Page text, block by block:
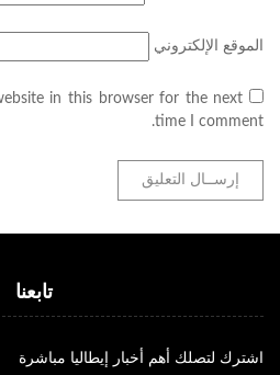
الموقع الإلكتروني
in this browser for the next
time I comment.
تابعنا
اشترك لتصلك أهم أخبار إيطاليا مباشرة